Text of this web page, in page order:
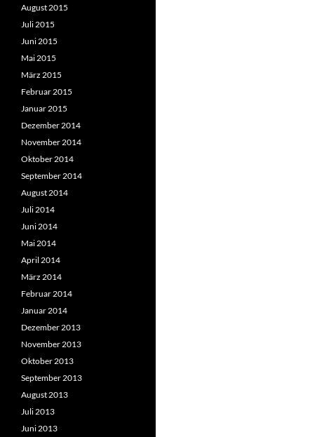
August 2015
Juli 2015
Juni 2015
Mai 2015
März 2015
Februar 2015
Januar 2015
Dezember 2014
November 2014
Oktober 2014
September 2014
August 2014
Juli 2014
Juni 2014
Mai 2014
April 2014
März 2014
Februar 2014
Januar 2014
Dezember 2013
November 2013
Oktober 2013
September 2013
August 2013
Juli 2013
Juni 2013